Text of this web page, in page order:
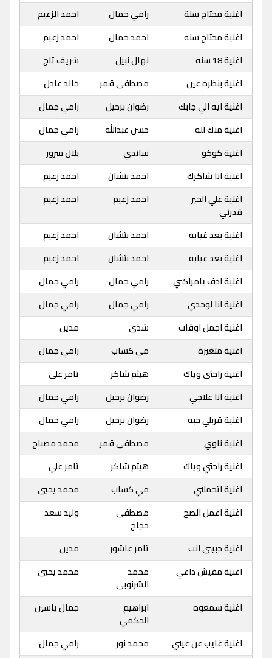
اغنية محتاج سنة
رامي جمال
احمد الزعيم
اغنية محتاج سنه
احمد جمال
احمد زعيم
اغنية 18 سنه
نهال نبيل
شريف تاج
اغنية بنظره عين
مصطفى قمر
خالد عادل
اغنية ايه الي جابك
رضوان برحيل
رامي جمال
اغنية منك لله
حسن عبدالله
رامي جمال
اغنية كوكو
ساندي
بلال سرور
اغنية انا شاكرك
احمد بتشان
احمد زعيم
اغنية علي الخير
قدرني
احمد زعيم احمد زعيم
اغنية بعد غيابه احمد بتشان
احمد زعيم
اغنية بعد عيابه
احمد بتشان
احمد زعيم
اغنية ادف يامراكبي
رامي جمال
رامي جمال
اغنية انا لوحدي
رامي جمال
رامي جمال
اغنية اجمل اوقات
شذى
مدين
اغنية متغيرة
مي كساب
رامي جمال
اغنية راحتى وياك
هيثم شاكر
تامر علي
اغنية انا علاجي
رضوان برحيل
رامي جمال
اغنية قربلي حبه
رضوان برحيل
رامي جمال
اغنية ناوي
مصطفى قمر
محمد مصباح
اغنية راحتي وياك
هيثم شاكر
تامر علي
اغنية اتحملني
مي كساب
محمد يحيي
اغنية اعمل الصح
مصطفى
حجاج
وليد سعد
اغنية حبيبى انت تامر عاشور
مدين
اغنية مفيش داعي
محمد
الشرنوبى
محمد يحيي
اغنية سمعوه
ابراهيم
الحكمي
جمال ياسين
اغنية غايب عن عيني محمد نور
رامي جمال